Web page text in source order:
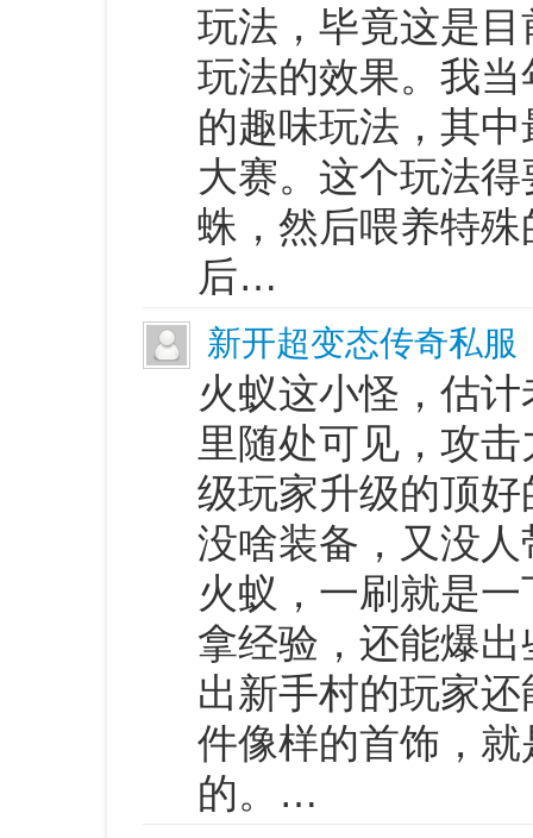
玩法，毕竟这是
玩法的效果。我
的趣味玩法，其
大赛。这个玩法
蛛，然后喂养特
后…
新开超变态传奇私服
火蚁这小怪，估
里随处可见，攻
级玩家升级的顶
没啥装备，又没
火蚁，一刷就是
拿经验，还能爆
出新手村的玩家
件像样的首饰，
的。…